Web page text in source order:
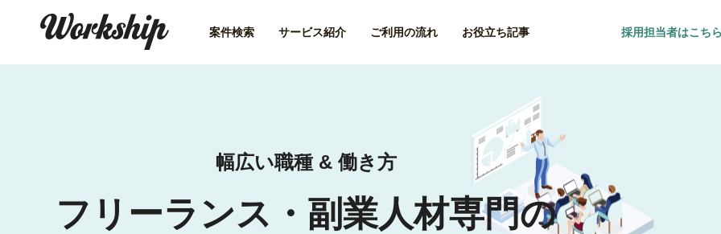
案件検索 サービス紹介 ご利用の流れ お役立ち記事 採用担当者はこち
幅広い職種 & 働き方
フリーランス・副業人材専門の